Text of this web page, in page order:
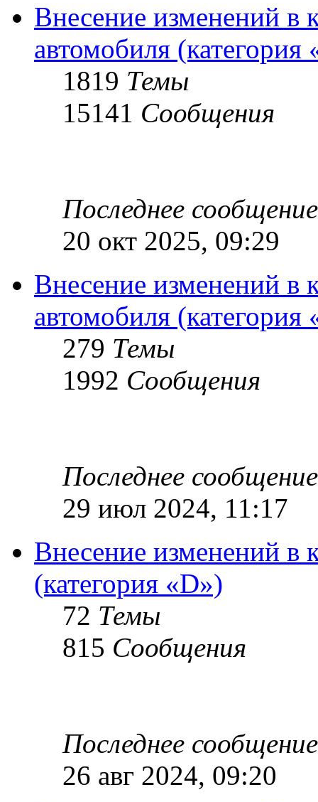
Внесение изменений в
автомобиля (категория
1819 Темы
15141 Сообщения
Последнее сообщение
20 окт 2025, 09:29
Внесение изменений в
автомобиля (категория
279 Темы
1992 Сообщения
Последнее сообщение
29 июл 2024, 11:17
Внесение изменений в
(категория «D»)
72 Темы
815 Сообщения
Последнее сообщение
26 авг 2024, 09:20